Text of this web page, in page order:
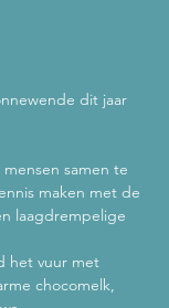
dit jaar
samen te
maken met de
laagdrempelige
het vuur met
chocomelk,